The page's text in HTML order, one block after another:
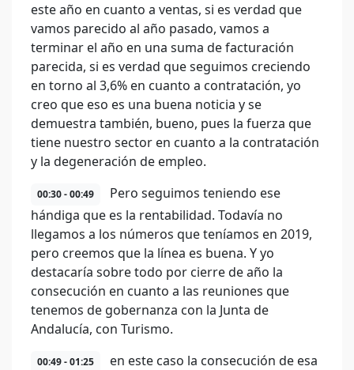
este año en cuanto a ventas, si es verdad que
vamos parecido al año pasado, vamos a
terminar el año en una suma de facturación
parecida, si es verdad que seguimos creciendo
en torno al 3,6% en cuanto a contratación, yo
creo que eso es una buena noticia y se
demuestra también, bueno, pues la fuerza que
tiene nuestro sector en cuanto a la contratación
y la degeneración de empleo.
00:30 - 00:49
Pero seguimos teniendo ese
hándiga que es la rentabilidad. Todavía no
llegamos a los números que teníamos en 2019,
pero creemos que la línea es buena. Y yo
destacaría sobre todo por cierre de año la
consecución en cuanto a las reuniones que
tenemos de gobernanza con la Junta de
Andalucía, con Turismo.
00:49 - 01:25
en este caso la consecución de esa